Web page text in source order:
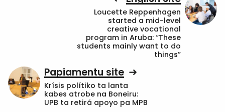
Loucette Reppenhagen
started a mid-level
creative vocational
program in Aruba: “These
students mainly want to do
things”
Papiamentu site
Krísis polítiko ta lanta
kabes atrobe na Boneiru:
UPB ta retirá apoyo pa MPB